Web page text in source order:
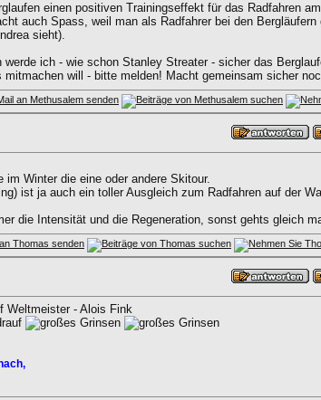
einen positiven Trainingseffekt für das Radfahren
auch Spass, weil man als Radfahrer bei den
sieht).
werde ich - wie schon Stanley Streater - sicher das
mitmachen will - bitte melden! Macht gemeinsam sicher
im Winter die eine oder andere Skitour.
ist ja auch ein toller Ausgleich zum Radfahren auf der
die Intensität und die Regeneration, sonst gehts gleich
Weltmeister - Alois Fink